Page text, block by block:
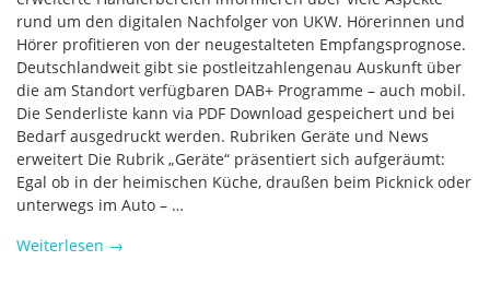
rund um den digitalen Nachfolger von UKW. Hörerinnen und
Hörer profitieren von der neugestalteten Empfangsprognose.
Deutschlandweit gibt sie postleitzahlengenau Auskunft über
die am Standort verfügbaren DAB+ Programme – auch mobil.
Die Senderliste kann via PDF Download gespeichert und bei
Bedarf ausgedruckt werden. Rubriken Geräte und News
erweitert Die Rubrik „Geräte“ präsentiert sich aufgeräumt:
Egal ob in der heimischen Küche, draußen beim Picknick oder
unterwegs im Auto – …
Weiterlesen →